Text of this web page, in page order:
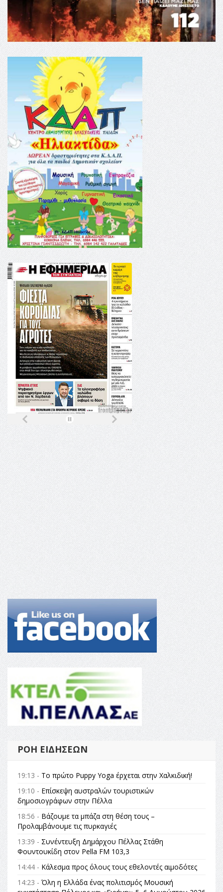
ΡΟΉ ΕΙΔΉΣΕΩΝ
19:13 - Το πρώτο Puppy Yoga έρχεται στην Χαλκιδική!
19:10 - Επίσκεψη αυστραλών τουριστικών
δημοσιογράφων στην Πέλλα
18:56 - Βάζουμε τα μπάζα στη θέση τους –
Προλαμβάνουμε τις πυρκαγιές
13:39 - Συνέντευξη Δημάρχου Πέλλας Στάθη
Φουντουκίδη στον Pella FM 103,3
14:44 - Κάλεσμα προς όλους τους εθελοντές αιμοδότες
14:23 - Όλη η Ελλάδα ένας πολιτισμός Μουσική